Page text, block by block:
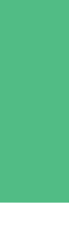
per användning